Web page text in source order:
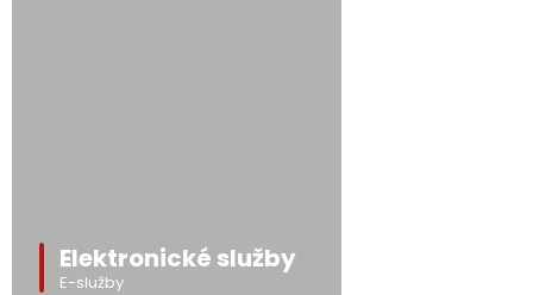
Elektronické služby
E-služby